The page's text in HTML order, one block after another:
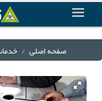
صفحه اصلی